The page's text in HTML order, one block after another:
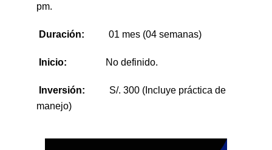
pm.
Duración: 01 mes (04 semanas)
Inicio: No definido.
Inversión:
S/. 300 (Incluye práctica de
manejo)